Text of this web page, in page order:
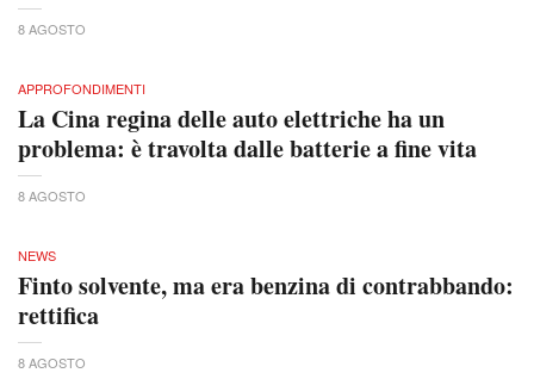
8 AGOSTO
APPROFONDIMENTI
La Cina regina delle auto elettriche ha un
problema: è travolta dalle batterie a fine vita
8 AGOSTO
NEWS
Finto solvente, ma era benzina di contrabbando:
rettifica
8 AGOSTO